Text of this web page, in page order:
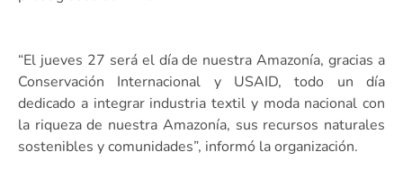
“El jueves 27 será el día de nuestra Amazonía, gracias a
Conservación Internacional y USAID, todo un día
dedicado a integrar industria textil y moda nacional con
la riqueza de nuestra Amazonía, sus recursos naturales
sostenibles y comunidades”, informó la organización.